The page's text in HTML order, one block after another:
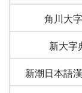
角川大
新大字
新潮日本語